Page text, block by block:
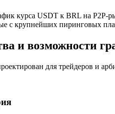
курса USDT к BRL на P2P-
с крупнейших пиринговых
и возможности
для трейдеров и